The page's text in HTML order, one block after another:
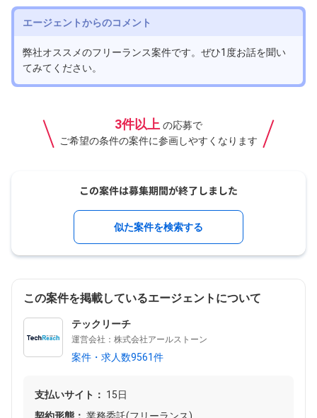
エージェントからのコメント
弊社オススメのフリーランス案件です。ぜひ1度お話を聞い
てみてください。
3件以上 の応募で
ご希望の条件の案件に参画しやすくなります
似た案件を検索する
この案件を掲載しているエージェントについて
テックリーチ
運営会社：株式会社アールストーン
案件・求人数9561件
支払いサイト： 15日